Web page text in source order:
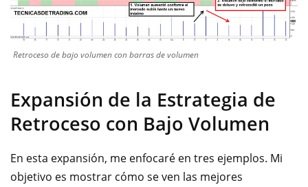
Retroceso de bajo volumen con barras de volumen
Expansión de la Estrategia de
Retroceso con Bajo Volumen
En esta expansión, me enfocaré en tres ejemplos. Mi
objetivo es mostrar cómo se ven las mejores